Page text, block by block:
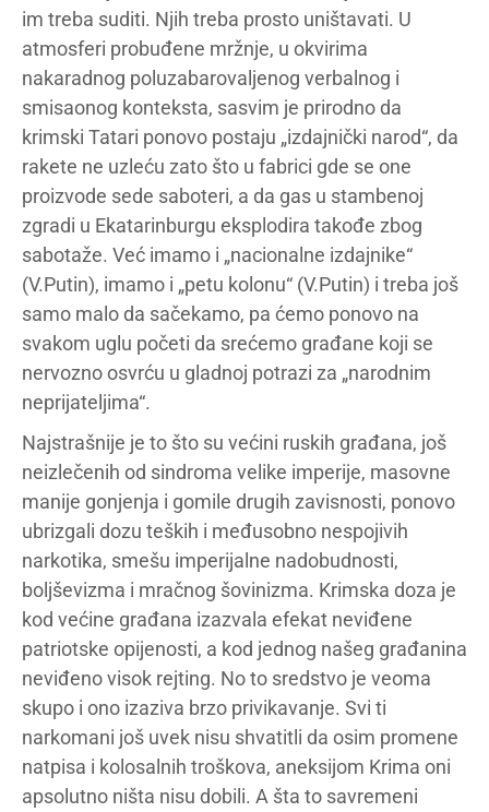
im treba suditi. Njih treba prosto uništavati. U
atmosferi probuđene mržnje, u okvirima
nakaradnog poluzabarovaljenog verbalnog i
smisaonog konteksta, sasvim je prirodno da
krimski Tatari ponovo postaju „izdajnički narod“, da
rakete ne uzleću zato što u fabrici gde se one
proizvode sede saboteri, a da gas u stambenoj
zgradi u Ekatarinburgu eksplodira takođe zbog
sabotaže. Već imamo i „nacionalne izdajnike“
(V.Putin), imamo i „petu kolonu“ (V.Putin) i treba još
samo malo da sačekamo, pa ćemo ponovo na
svakom uglu početi da srećemo građane koji se
nervozno osvrću u gladnoj potrazi za „narodnim
neprijateljima“.
Najstrašnije je to što su većini ruskih građana, još
neizlečenih od sindroma velike imperije, masovne
manije gonjenja i gomile drugih zavisnosti, ponovo
ubrizgali dozu teških i međusobno nespojivih
narkotika, smešu imperijalne nadobudnosti,
boljševizma i mračnog šovinizma. Krimska doza je
kod većine građana izazvala efekat neviđene
patriotske opijenosti, a kod jednog našeg građanina
neviđeno visok rejting. No to sredstvo je veoma
skupo i ono izaziva brzo privikavanje. Svi ti
narkomani još uvek nisu shvatitli da osim promene
natpisa i kolosalnih troškova, aneksijom Krima oni
apsolutno ništa nisu dobili. A šta to savremeni